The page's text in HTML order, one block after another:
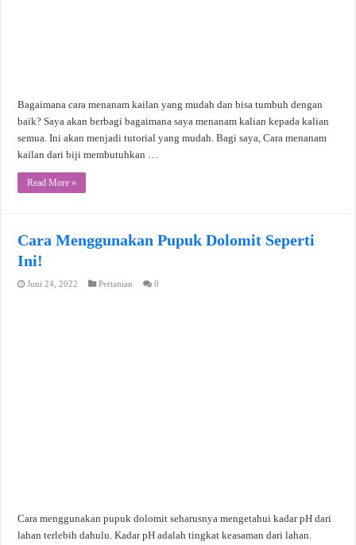
Bagaimana cara menanam kailan yang mudah dan bisa tumbuh dengan
baik? Saya akan berbagi bagaimana saya menanam kalian kepada kalian
semua. Ini akan menjadi tutorial yang mudah. Bagi saya, Cara menanam
kailan dari biji membutuhkan …
Read More »
Cara Menggunakan Pupuk Dolomit Seperti
Ini!
Juni 24, 2022 Pertanian 0
Cara menggunakan pupuk dolomit seharusnya mengetahui kadar pH dari
lahan terlebih dahulu. Kadar pH adalah tingkat keasaman dari lahan.